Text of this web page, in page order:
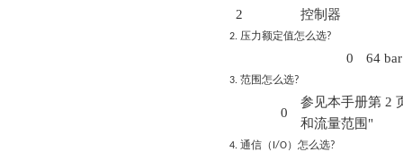
2
控制器
2. 压力额定值怎么选?
0 64 bar
3. 范围怎么选?
0
参见本手册第 2
和流量范围"
4. 通信（ I/O）怎么选?